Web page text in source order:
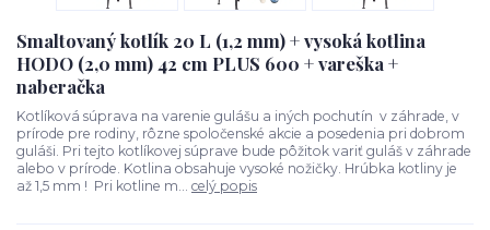
Smaltovaný kotlík 20 L (1,2 mm) + vysoká kotlina
HODO (2,0 mm) 42 cm PLUS 600 + vareška +
naberačka
Kotlíková súprava na varenie gulášu a iných pochutín v záhrade, v
prírode pre rodiny, rôzne spoločenské akcie a posedenia pri dobrom
guláši. Pri tejto kotlíkovej súprave bude pôžitok variť guláš v záhrade
alebo v prírode. Kotlina obsahuje vysoké nožičky. Hrúbka kotliny je
až 1,5 mm ! Pri kotline m... celý popis